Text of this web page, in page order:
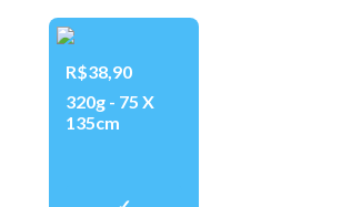
R$38,90
320g - 75 X
135cm